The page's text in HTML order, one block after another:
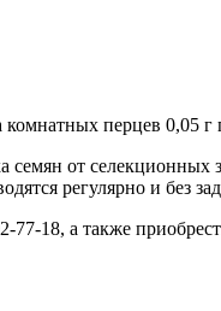
перцев 0,05 г
семян от
регулярно и без
18, а также